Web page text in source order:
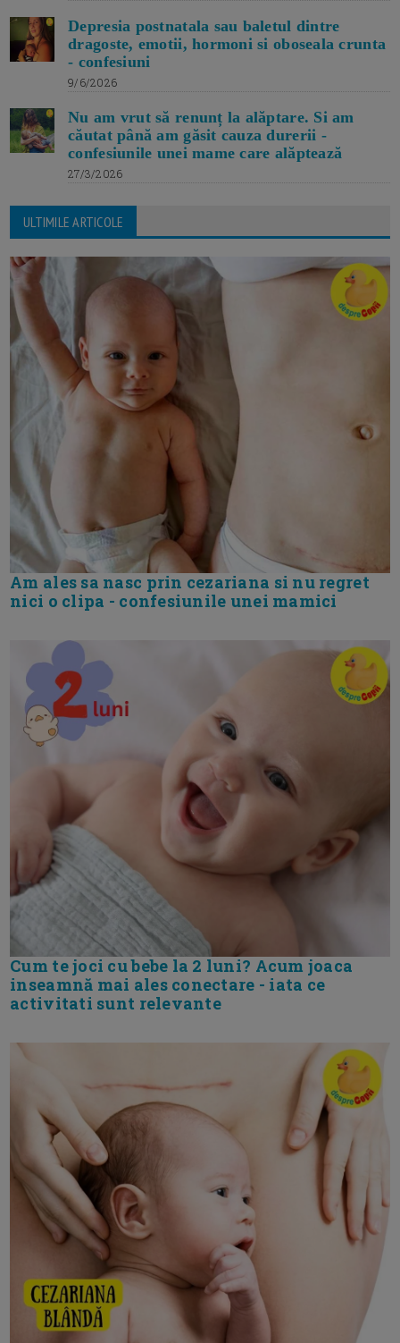
Depresia postnatala sau baletul dintre
dragoste, emotii, hormoni si oboseala crunta
- confesiuni
9/6/2026
Nu am vrut să renunț la alăptare. Si am
căutat până am găsit cauza durerii -
confesiunile unei mame care alăptează
27/3/2026
ULTIMILE ARTICOLE
Am ales sa nasc prin cezariana si nu regret
nici o clipa - confesiunile unei mamici
Cum te joci cu bebe la 2 luni? Acum joaca
inseamnă mai ales conectare - iata ce
activitati sunt relevante